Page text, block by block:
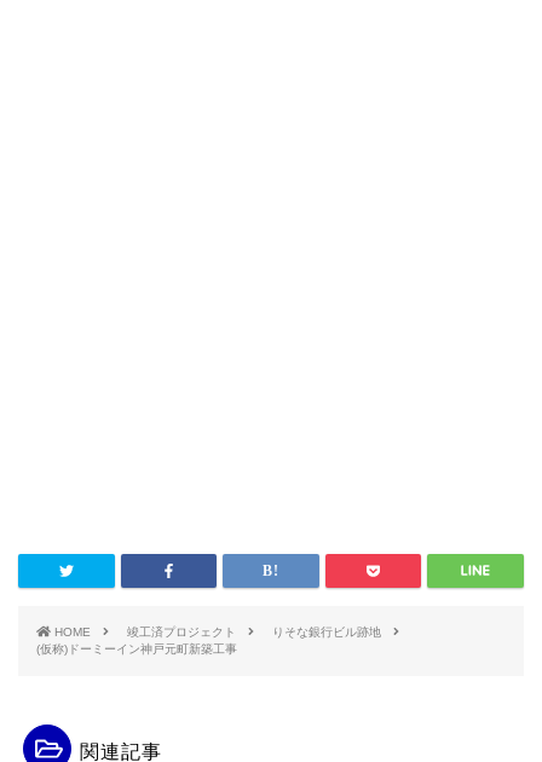
HOME 竣工済プロジェクト
りそな銀行ビル跡地
(仮称)ドーミーイン神戸元町新築工事
関連記事